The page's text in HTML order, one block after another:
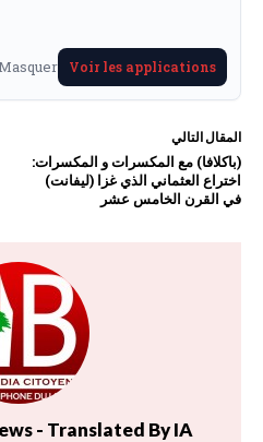
Voir les applications
المقال التالي
(باكلافا) مع المكسرات و المكسرات:
اختراع العثماني الذي غزا (ليفانت)
في القرن الخامس عشر
- Translated By IA